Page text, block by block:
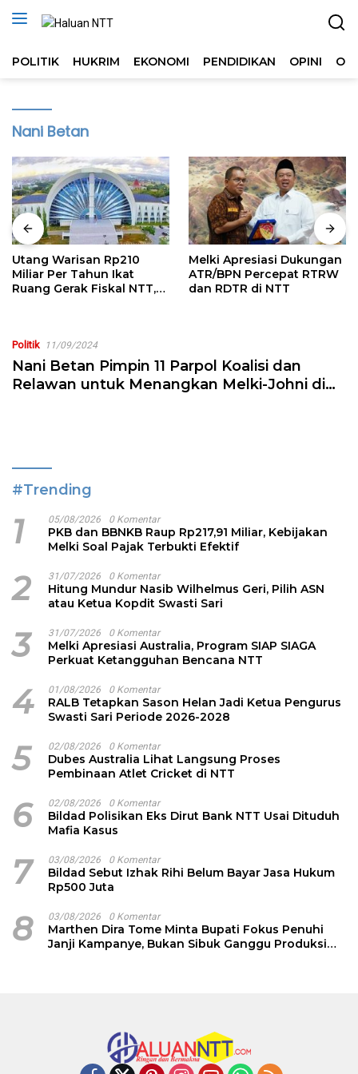
POLITIK HUKRIM EKONOMI PENDIDIKAN OPINI
Nani Betan
Utang Warisan Rp210
Miliar Per Tahun Ikat
Ruang Gerak Fiskal NTT,
Melki Apresiasi Dukungan
ATR/BPN Percepat RTRW
dan RDTR di NTT
Politik 11/09/2024
Nani Betan Pimpin 11 Parpol Koalisi dan
Relawan untuk Menangkan Melki-Johni di
#Trending
1 05/08/2026 0 Komentar
PKB dan BBNKB Raup Rp217,91 Miliar, Kebijakan
Melki Soal Pajak Terbukti Efektif
2 31/07/2026 0 Komentar
Hitung Mundur Nasib Wilhelmus Geri, Pilih ASN
atau Ketua Kopdit Swasti Sari
3 31/07/2026 0 Komentar
Melki Apresiasi Australia, Program SIAP SIAGA
Perkuat Ketangguhan Bencana NTT
4 01/08/2026 0 Komentar
RALB Tetapkan Sason Helan Jadi Ketua Pengurus
Swasti Sari Periode 2026-2028
5 02/08/2026 0 Komentar
Dubes Australia Lihat Langsung Proses
Pembinaan Atlet Cricket di NTT
6 02/08/2026 0 Komentar
Bildad Polisikan Eks Dirut Bank NTT Usai Dituduh
Mafia Kasus
7 03/08/2026 0 Komentar
Bildad Sebut Izhak Rihi Belum Bayar Jasa Hukum
Rp500 Juta
8 03/08/2026 0 Komentar
Marthen Dira Tome Minta Bupati Fokus Penuhi
Janji Kampanye, Bukan Sibuk Ganggu Produksi